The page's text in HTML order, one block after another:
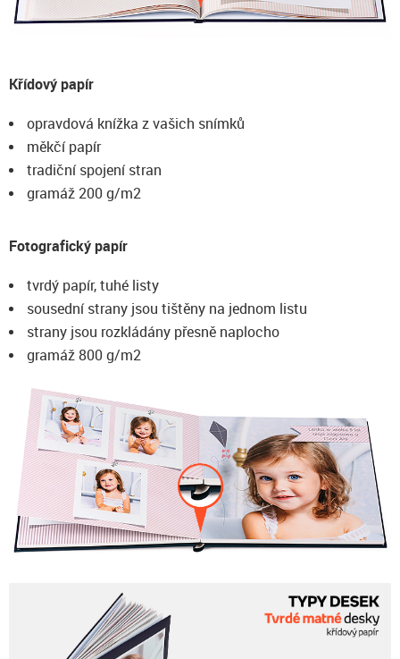
Křídový papír
opravdová knížka z vašich snímků
měkčí papír
tradiční spojení stran
gramáž 200 g/m2
Fotografický papír
tvrdý papír, tuhé listy
sousední strany jsou tištěny na jednom listu
strany jsou rozkládány přesně naplocho
gramáž 800 g/m2